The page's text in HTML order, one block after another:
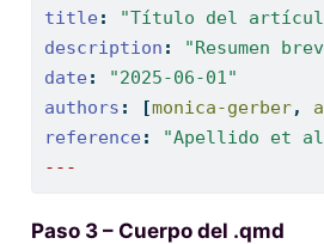
title :
"Título del
description :
"Resumen
date :
"2025-06-01"
authors : [monica-gerber,
reference :
"Apellido et
---
Paso 3 – Cuerpo del .qmd